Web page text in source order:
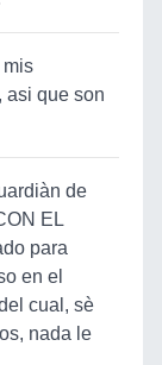
mis
asi que son
de
EL
para
en el
cual, sè
nada le